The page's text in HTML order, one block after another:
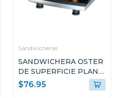
Sandwicheras
SANDWICHERA OSTER
DE SUPERFICIE PLANA
ANTI-ADHERENTE
CKSTSM3884
$76.95